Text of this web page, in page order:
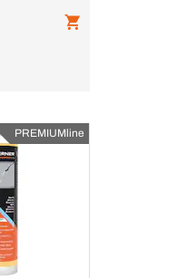
PREMIUMline